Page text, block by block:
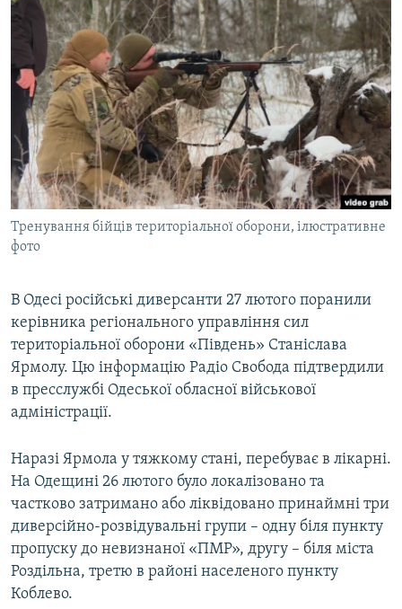
СПОРТ
УКРАЇНА
СВІТ
ТИ ЯК?
СХЕМИ
КИТАЙ.ВИКЛИКИ
МУЛЬТИМЕДІА
ФОТО
СПЕЦПРОЄКТИ
ПОДКАСТИ
КРИМ РЕАЛІЇ
УКР
КТАТ
ДОЛУЧАЙСЯ!
Усі сайти RFE/RL
Тренування бійців територіальної оборони, ілюстративне
фото
В Одесі російські диверсанти 27 лютого поранили
керівника регіонального управління сил
територіальної оборони «Південь» Станіслава
Ярмолу. Цю інформацію Радіо Свобода підтвердили
в пресслужбі Одеської обласної військової
адміністрації.
Наразі Ярмола у тяжкому стані, перебуває в лікарні.
На Одещині 26 лютого було локалізовано та
частково затримано або ліквідовано принаймні три
диверсійно-розвідувальні групи – одну біля пункту
пропуску до невизнаної «ПМР», другу – біля міста
Роздільна, третю в районі населеного пункту
Коблево.